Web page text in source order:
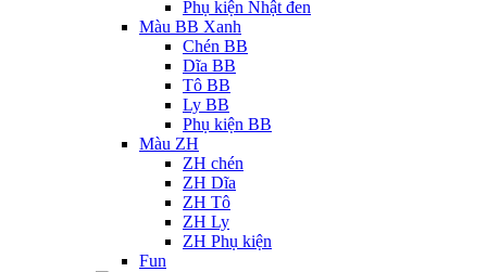
Phụ kiện Nhật đen
Màu BB Xanh
Chén BB
Dĩa BB
Tô BB
Ly BB
Phụ kiện BB
Màu ZH
ZH chén
ZH Dĩa
ZH Tô
ZH Ly
ZH Phụ kiện
Fun